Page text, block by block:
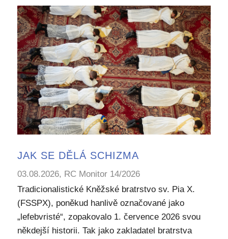
JAK SE DĚLÁ SCHIZMA
03.08.2026, RC Monitor 14/2026
Tradicionalistické Kněžské bratrstvo sv. Pia X.
(FSSPX), poněkud hanlivě označované jako
„lefebvristé“, zopakovalo 1. července 2026 svou
někdejší historii. Tak jako zakladatel bratrstva